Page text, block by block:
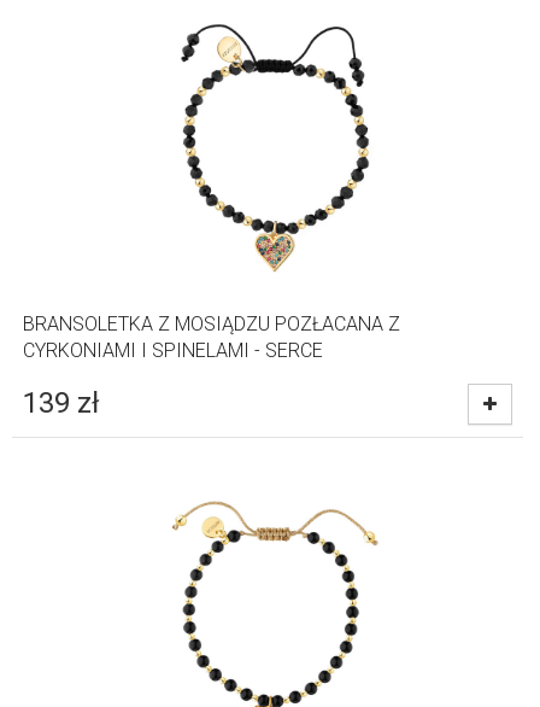
BRANSOLETKA Z MOSIĄDZU POZŁACANA Z
CYRKONIAMI I SPINELAMI - SERCE
139 zł